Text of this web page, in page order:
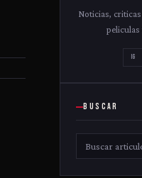
Noticias,
peliculas
IG
BUSCAR